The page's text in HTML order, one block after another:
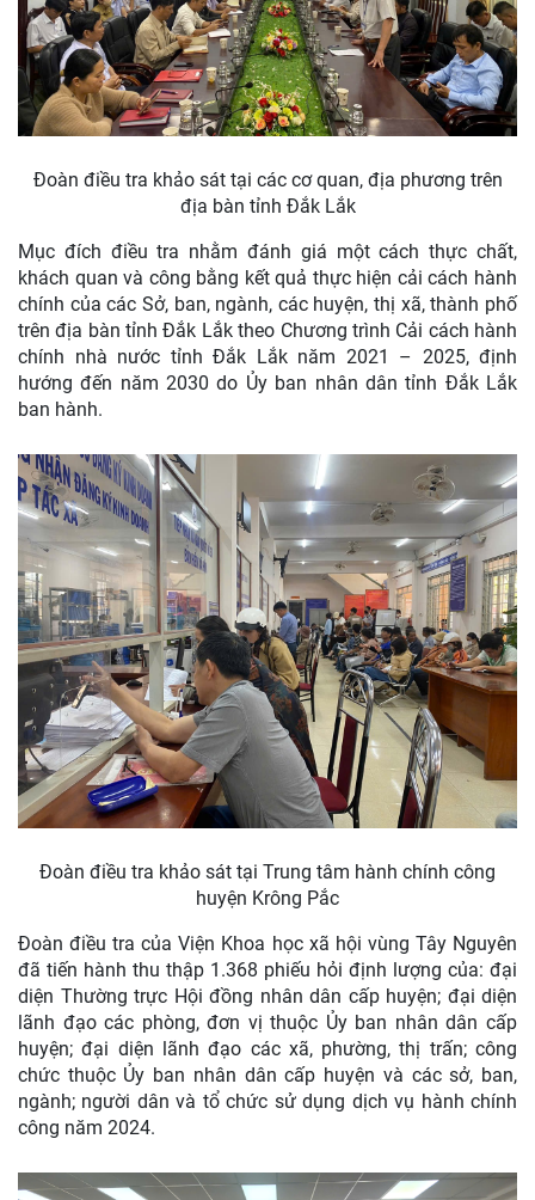
Đoàn điều tra khảo sát tại các cơ quan, địa phương trên
địa bàn tỉnh Đắk Lắk
Mục đích điều tra nhằm đánh giá một cách thực chất,
khách quan và công bằng kết quả thực hiện cải cách hành
chính của các Sở, ban, ngành, các huyện, thị xã, thành phố
trên địa bàn tỉnh Đắk Lắk theo Chương trình Cải cách hành
chính nhà nước tỉnh Đắk Lắk năm 2021 – 2025, định
hướng đến năm 2030 do Ủy ban nhân dân tỉnh Đắk Lắk
ban hành.
Đoàn điều tra khảo sát tại Trung tâm hành chính công
huyện Krông Pắc
Đoàn điều tra của Viện Khoa học xã hội vùng Tây Nguyên
đã tiến hành thu thập 1.368 phiếu hỏi định lượng của: đại
diện Thường trực Hội đồng nhân dân cấp huyện; đại diện
lãnh đạo các phòng, đơn vị thuộc Ủy ban nhân dân cấp
huyện; đại diện lãnh đạo các xã, phường, thị trấn; công
chức thuộc Ủy ban nhân dân cấp huyện và các sở, ban,
ngành; người dân và tổ chức sử dụng dịch vụ hành chính
công năm 2024.